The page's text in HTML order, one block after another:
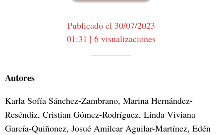
Publicado el 30/07/2023
01:31 | 6 visualizaciones
Autores
Karla Sofía Sánchez-Zambrano, Marina Hernández-
Reséndiz, Cristian Gómez-Rodríguez, Linda Viviana
García-Quiñonez, Josué Amilcar Aguilar-Martínez, Edén